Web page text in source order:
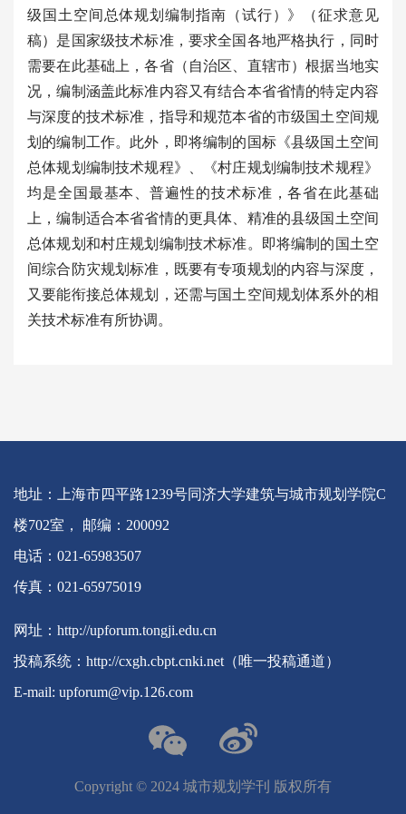
级国土空间总体规划编制指南（试行）》（征求意见
稿）是国家级技术标准，要求全国各地严格执行，同时
需要在此基础上，各省（自治区、直辖市）根据当地实
况，编制涵盖此标准内容又有结合本省省情的特定内容
与深度的技术标准，指导和规范本省的市级国土空间规
划的编制工作。此外，即将编制的国标《县级国土空间
总体规划编制技术规程》、《村庄规划编制技术规程》
均是全国最基本、普遍性的技术标准，各省在此基础
上，编制适合本省省情的更具体、精准的县级国土空间
总体规划和村庄规划编制技术标准。即将编制的国土空
间综合防灾规划标准，既要有专项规划的内容与深度，
又要能衔接总体规划，还需与国土空间规划体系外的相
关技术标准有所协调。
地址：上海市四平路1239号同济大学建筑与城市规划学院C
楼702室， 邮编：200092
电话：021-65983507
传真：021-65975019
网址：http://upforum.tongji.edu.cn
投稿系统：http://cxgh.cbpt.cnki.net（唯一投稿通道）
E-mail: upforum@vip.126.com
Copyright ©️ 2024 城市规划学刊 版权所有